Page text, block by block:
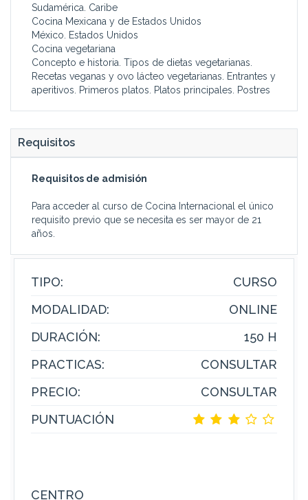
Sudamérica. Caribe
Cocina Mexicana y de Estados Unidos
México. Estados Unidos
Cocina vegetariana
Concepto e historia. Tipos de dietas vegetarianas.
Recetas veganas y ovo lácteo vegetarianas. Entrantes y
aperitivos. Primeros platos. Platos principales. Postres
Requisitos
Requisitos de admisión
Para acceder al curso de Cocina Internacional el único
requisito previo que se necesita es ser mayor de 21
años.
TIPO:
CURSO
MODALIDAD:
ONLINE
DURACIÓN:
150 H
PRACTICAS:
CONSULTAR
PRECIO:
CONSULTAR
PUNTUACIÓN
CENTRO